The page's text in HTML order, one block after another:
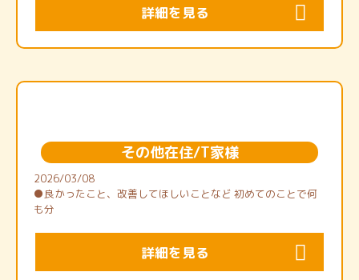
詳細を見る
その他在住/T家様
2026/03/08
●良かったこと、改善してほしいことなど 初めてのことで何
も分
詳細を見る